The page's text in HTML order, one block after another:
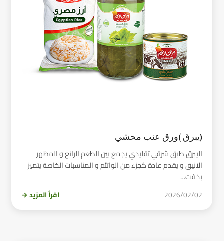
(يبرق )ورق عنب محشي
اليبرق طبق شرقي تقليدي يجمع بين الطعم الرائع و المظهر
الانيق و يقدم عادة كجزء من الواتئم و المناسبات الخاصة يتميز
بخفت…
2026/02/02 اقرأ المزيد →